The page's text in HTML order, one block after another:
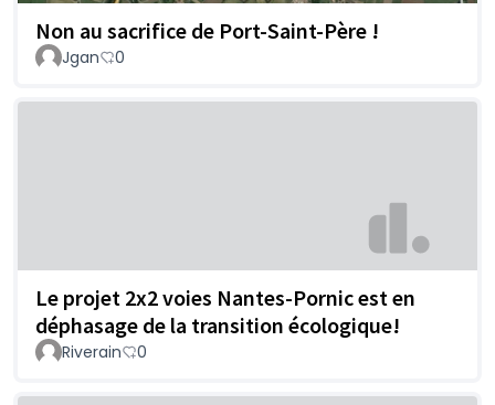
Non au sacrifice de Port-Saint-Père !
Jgan 0
Le projet 2x2 voies Nantes-Pornic est en
déphasage de la transition écologique!
Riverain 0